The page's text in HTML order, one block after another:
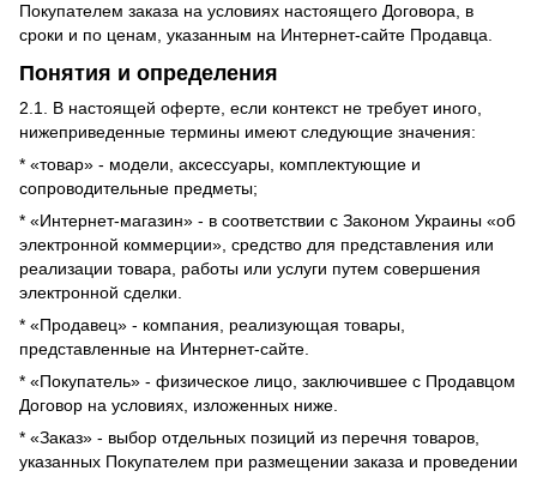
Покупателем заказа на условиях настоящего Договора, в
сроки и по ценам, указанным на Интернет-сайте Продавца.
Понятия и определения
2.1. В настоящей оферте, если контекст не требует иного,
нижеприведенные термины имеют следующие значения:
* «товар» - модели, аксессуары, комплектующие и
сопроводительные предметы;
* «Интернет-магазин» - в соответствии с Законом Украины «об
электронной коммерции», средство для представления или
реализации товара, работы или услуги путем совершения
электронной сделки.
* «Продавец» - компания, реализующая товары,
представленные на Интернет-сайте.
* «Покупатель» - физическое лицо, заключившее с Продавцом
Договор на условиях, изложенных ниже.
* «Заказ» - выбор отдельных позиций из перечня товаров,
указанных Покупателем при размещении заказа и проведении